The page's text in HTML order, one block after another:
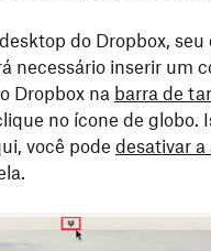
do Dropbox,
necessário inserir um
Dropbox na barra de
no ícone de globo.
você pode desativar